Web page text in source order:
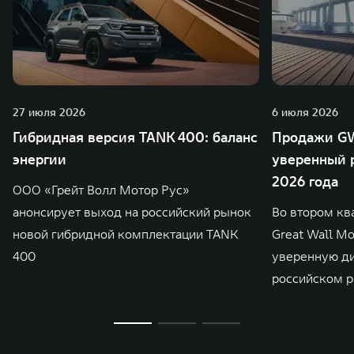
27 июля 2026
Гибридная версия TANK 400: баланс
энергии
ООО «Грейт Волл Мотор Рус»
анонсирует выход на российский рынок
новой гибридной комплектации TANK
400
6 июля 2026
Продажи
уверенный
2026 года
Во втором
Great Wall
уверенную
российском